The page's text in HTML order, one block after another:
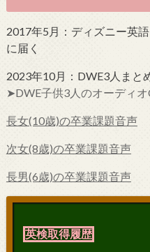
2017年5月：ディズニー英
に届く
2023年10月：DWE3人まと
➤DWE子供3人のオーディオ
長女(10歳)の卒業課題音声
次女(8歳)の卒業課題音声
長男(6歳)の卒業課題音声
英検取得履歴